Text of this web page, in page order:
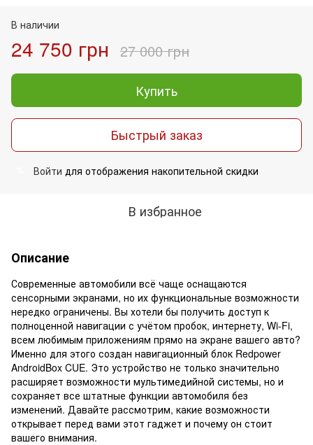
В наличии
24 750 грн 27 000 грн
Купить
Быстрый заказ
Войти для отображения накопительной скидки
В избранное
Описание
Современные автомобили всё чаще оснащаются
сенсорными экранами, но их функциональные возможности
нередко ограничены. Вы хотели бы получить доступ к
полноценной навигации с учётом пробок, интернету, Wi-Fi,
всем любимым приложениям прямо на экране вашего авто?
Именно для этого создан навигационный блок Redpower
AndroidBox CUE. Это устройство не только значительно
расширяет возможности мультимедийной системы, но и
сохраняет все штатные функции автомобиля без
изменений. Давайте рассмотрим, какие возможности
открывает перед вами этот гаджет и почему он стоит
вашего внимания.